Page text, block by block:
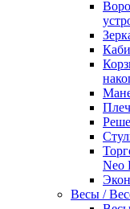
Neo
Весы /